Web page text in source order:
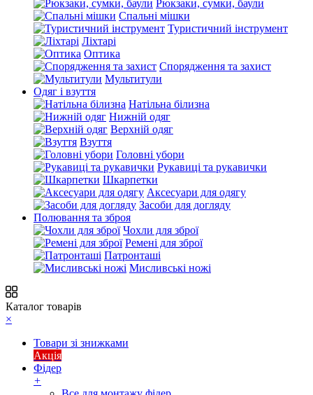
Рюкзаки, сумки, баули
Спальні мішки
Туристичний інструмент
Ліхтарі
Оптика
Спорядження та захист
Мультитули
Одяг і взуття
Натільна білизна
Нижній одяг
Верхній одяг
Взуття
Головні убори
Рукавиці та рукавички
Шкарпетки
Аксесуари для одягу
Засоби для догляду
Полювання та зброя
Чохли для зброї
Ремені для зброї
Патронташі
Мисливські ножі
Каталог товарів
×
Товари зі знижками
Акція
Фідер
+